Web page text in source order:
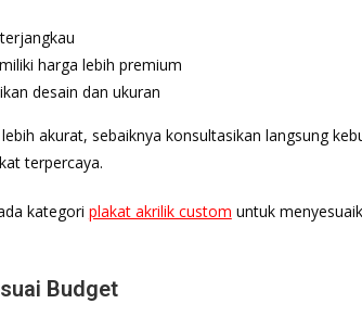
harga lebih premium
desain dan ukuran
akurat, sebaiknya konsultasikan langsung
terpercaya.
kategori plakat akrilik custom untuk
Budget